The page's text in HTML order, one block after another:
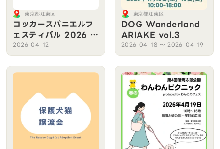
東京都江東区
コッカースパニエルフ
ェスティバル 2026 m
eets イーノの森Dog
Garden
2026-04-12
東京都江東区
DOG Wanderland
ARIAKE vol.3
2026-04-18 〜 2026-04-19